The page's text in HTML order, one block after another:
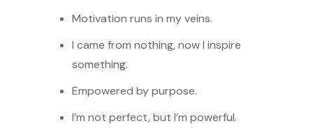
Motivation runs in my veins.
I came from nothing, now I inspire
something.
Empowered by purpose.
I’m not perfect, but I’m powerful.